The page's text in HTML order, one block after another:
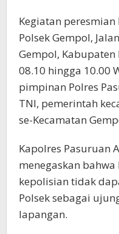
Kegiatan
Polsek Gempol,
Gempol,
08.10 hingga 10.00
pimpinan Polres
TNI, pemerintah
se-Kecamatan
Kapolres Pasuruan
menegaskan
kepolisian tidak
Polsek sebagai
lapangan.